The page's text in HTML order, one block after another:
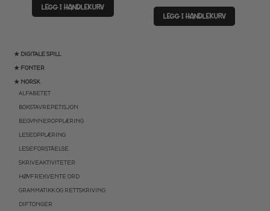
★ DIGITALE SPILL
★ FONTER
★ NORSK
ALFABETET
BOKSTAVREPETISJON
BEGYNNEROPPLÆRING
LESEOPPLÆRING
LESEFORSTÅELSE
SKRIVEAKTIVITETER
HØYFREKVENTE ORD
GRAMMATIKK OG RETTSKRIVING
DIFTONGER
LEGG I HANDLEKURV
LEGG I HANDLEKURV